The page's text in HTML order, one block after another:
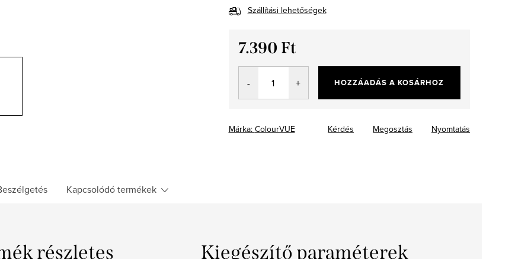
Szállítási lehetőségek
7.390 Ft
Egységár:
HOZZÁADÁS A KOSÁRHOZ
Márka: ColourVUE Nyomtatás
Kérdés Megosztás
Kapcsolódó termékek
részletes
Kiegészítő paraméterek